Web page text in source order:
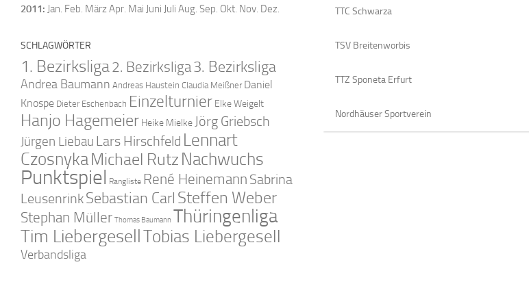
2011: Jan. Feb. MärzApr. Mai Juni Juli Aug. Sep. Okt. Nov. Dez.
SCHLAGWÖRTER
1. Bezirksliga2. Bezirksliga3. Bezirksliga
Andrea Baumann Andreas Haustein Claudia Meißner Daniel
Knospe Dieter Eschenbach Einzelturnier Elke Weigelt
Hanjo Hagemeier Heike Mielke Jörg Griebsch
Jürgen Liebau Lars Hirschfeld Lennart
CzosnykaMichael Rutz Nachwuchs
Punktspiel Rangliste René Heinemann Sabrina
LeusenrinkSebastian Carl Steffen Weber
Stephan Müller Thomas Baumann Thüringenliga
Tim LiebergesellTobias Liebergesell
Verbandsliga
TTC Schwarza
TSV Breitenworbis
TTZ Sponeta Erfurt
Nordhäuser Sportverein